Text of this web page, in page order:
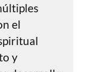
el
y